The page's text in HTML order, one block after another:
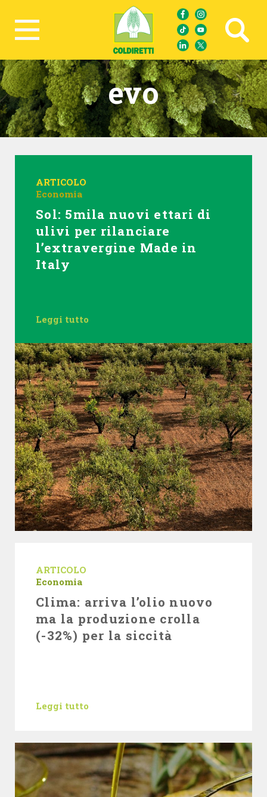
Ricerca avanzata
evo
ARTICOLO
Economia
Sol: 5mila nuovi ettari di
ulivi per rilanciare
l’extravergine Made in
Italy
Leggi tutto
ARTICOLO
Economia
Clima: arriva l’olio nuovo
ma la produzione crolla
(-32%) per la siccità
Leggi tutto